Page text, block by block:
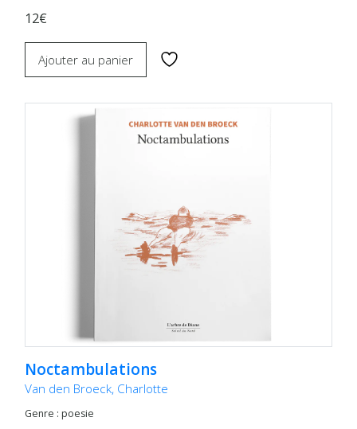
12€
Ajouter au panier
Noctambulations
Van den Broeck, Charlotte
Genre : poesie